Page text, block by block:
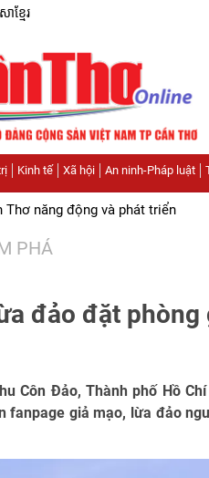
ាខ្មែរ
Kinh tế Xã hội An ninh-Pháp luật
Thơ năng động và phát triển
PHÁ
đảo đặt phòng
Côn Đảo, Thành phố Hồ
fanpage giả mạo, lừa đảo